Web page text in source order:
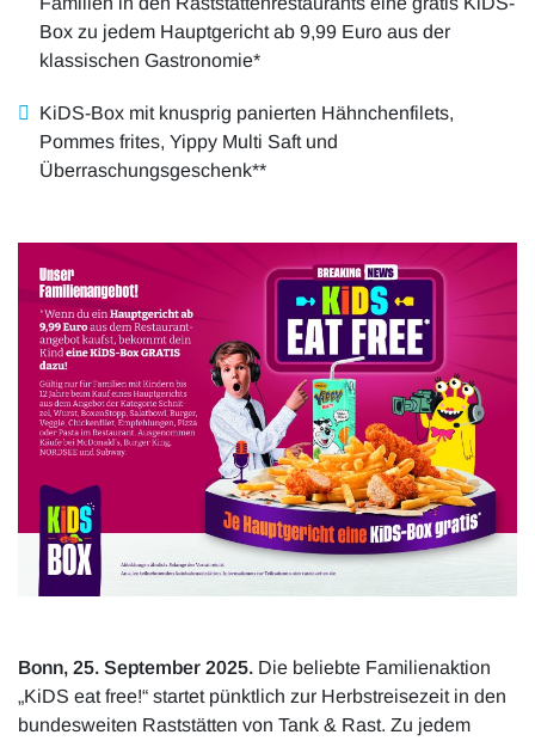
Box zu jedem Hauptgericht ab 9,99 Euro aus der
klassischen Gastronomie*
KiDS-Box mit knusprig panierten Hähnchenfilets,
Pommes frites, Yippy Multi Saft und
Überraschungsgeschenk**
Bonn, 25. September 2025. Die beliebte Familienaktion
„KiDS eat free!“ startet pünktlich zur Herbstreisezeit in den
bundesweiten Raststätten von Tank & Rast. Zu jedem